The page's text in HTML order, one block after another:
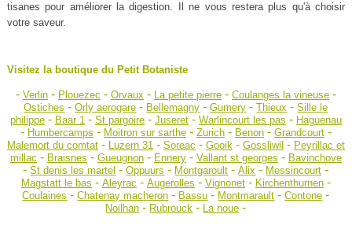
tisanes pour améliorer la digestion. Il ne vous restera plus qu'à choisir
votre saveur.
Visitez la boutique du Petit Botaniste
- Verlin- Plouezec - Orvaux - La petite pierre- Coulanges la vineuse-
Ostiches -Orly aerogare - Bellemagny -Gumery -Thieux -Sille le
philippe- Baar 1 - St pargoire- Juseret- Warlincourt les pas - Haguenau
- Humbercamps - Moitron sur sarthe- Zurich- Benon- Grandcourt-
Malemort du comtat- Luzern 31 - Soreac - Gooik - Gossliwil - Peyrillac et
millac - Braisnes - Gueugnon- Ennery- Vallant st georges - Bavinchove
-St denis les martel -Oppuurs - Montgaroult -Alix - Messincourt -
Magstatt le bas - Aleyrac - Augerolles - Vignonet- Kirchenthurnen-
Coulaines -Chatenay macheron - Bassu - Montmarault -Contone -
Noilhan - Rubrouck - La noue -